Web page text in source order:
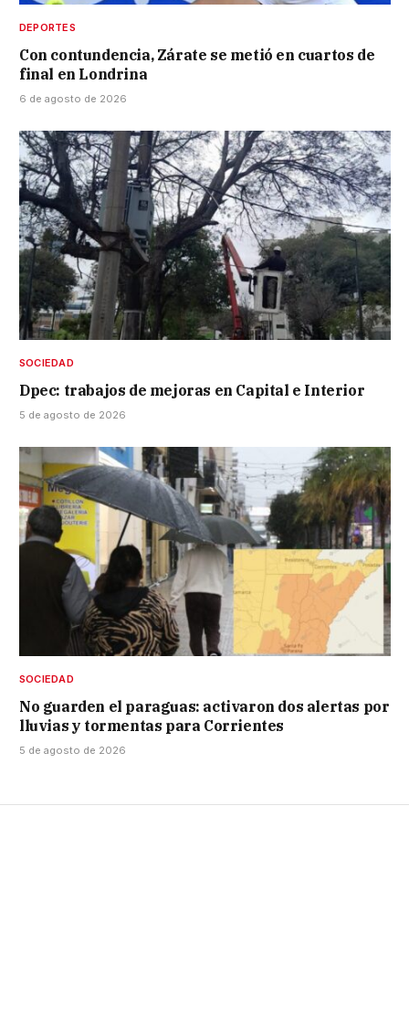
DEPORTES
Con contundencia, Zárate se metió en cuartos de
final en Londrina
6 de agosto de 2026
SOCIEDAD
Dpec: trabajos de mejoras en Capital e Interior
5 de agosto de 2026
SOCIEDAD
No guarden el paraguas: activaron dos alertas por
lluvias y tormentas para Corrientes
5 de agosto de 2026